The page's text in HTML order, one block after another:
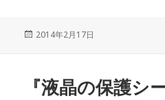
投
2014年2月17日
『液晶の保護シ